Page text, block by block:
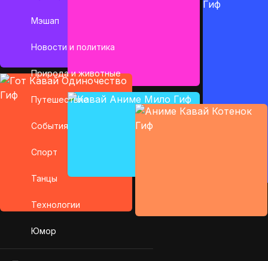
Мэшап
Новости и политика
Природа и животные
Путешествие
События
Спорт
Танцы
Технологии
Юмор